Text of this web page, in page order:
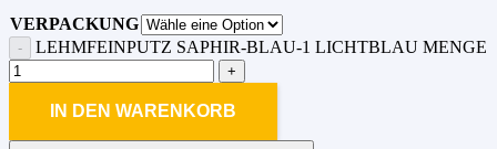
VERPACKUNG
LEHMFEINPUTZ SAPHIR-BLAU-1 LICHTBLAU MENGE
IN DEN WARENKORB